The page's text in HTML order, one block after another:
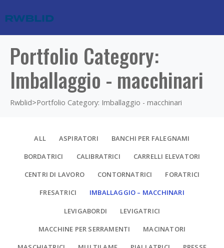
Portfolio Category:
Imballaggio - macchinari
Rwblid>Portfolio Category: Imballaggio - macchinari
ALL ASPIRATORI BANCHI PER FALEGNAMI
BORDATRICI CALIBRATRICI CARRELLI ELEVATORI
CENTRI DI LAVORO CONTORNATRICI FORATRICI
FRESATRICI IMBALLAGGIO – MACCHINARI
LEVIGABORDI LEVIGATRICI
MACCHINE PER SERRAMENTI MACINATORI